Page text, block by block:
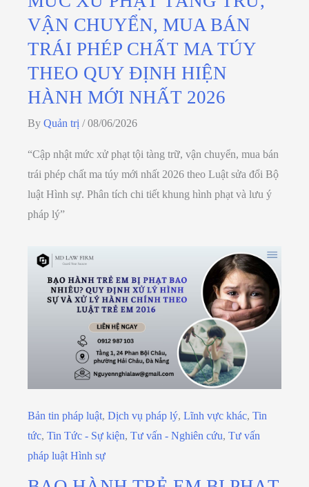
VẬN CHUYỂN, MUA BÁN
TRÁI PHÉP CHẤT MA TÚY
THEO QUY ĐỊNH HIỆN
HÀNH MỚI NHẤT 2026
By Quản trị /08/06/2026
“Cập nhật mức xử phạt tội tàng trữ, vận chuyển, mua bán
trái phép chất ma túy mới nhất 2026 theo Luật sửa đổi Bộ
luật Hình sự. Phân tích chi tiết khung hình phạt và lưu ý
pháp lý”
Bản tin pháp luật, Dịch vụ pháp lý, Lĩnh vực khác, Tin
tức, Tin Tức - Sự kiện, Tư vấn - Nghiên cứu, Tư vấn
pháp luật Hình sự